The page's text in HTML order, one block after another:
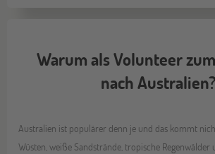
Warum als Volunteer
nach Australien?
Australien ist populärer denn je und das kommt
Wüsten, weiße Sandstrände, tropische